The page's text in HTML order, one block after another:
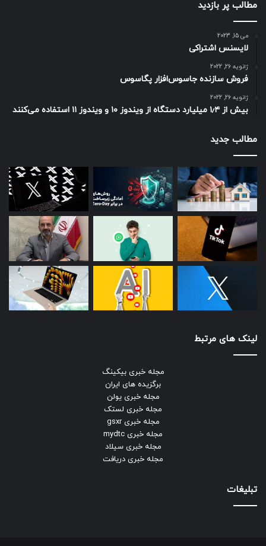
مطالب پر بازدید
می 15, 2023
لایسنس اشتراکی
ژانویه 26, 2022
فروش سازنده جاسوس‌افزار پگاسوس
ژانویه 26, 2022
بیش از ۱٫۴ میلیارد دستگاه از ویندوز ۱۰ و ویندوز ۱۱ استفاده می‌کنند
مطالب جدید
لینک های مرتبط
مجله خبری بیکینگ
برگزیده های ایران
مجله خبری یولن
مجله خبری لستک
مجله خبری gsxr
مجله خبری mydtc
مجله خبری سیلاد
مجله خبری دریافت
تبلیغات